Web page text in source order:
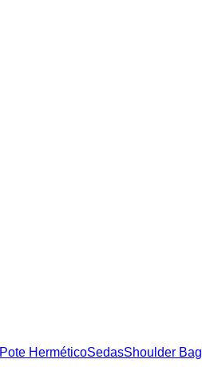
Pote HerméticoSedasShoulder Bag